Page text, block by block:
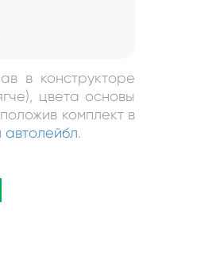
в конструкторе
цвета основы
комплект в
автолейбл.